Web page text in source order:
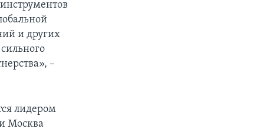
и других
–
лидером
Москва